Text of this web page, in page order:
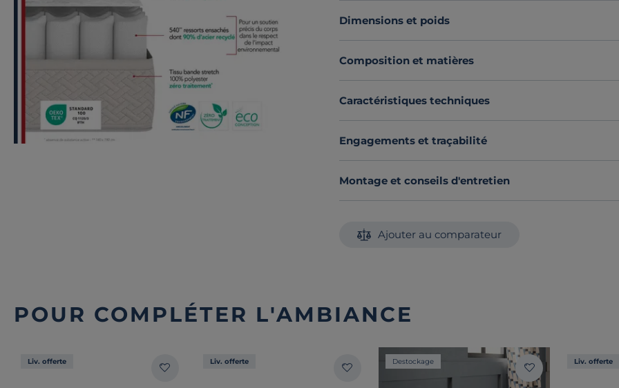
Dimensions et poids
Composition et matières
Caractéristiques techniques
Engagements et traçabilité
Montage et conseils d'entretien
Ajouter au comparateur
POUR COMPLÉTER L'AMBIANCE
Liv. offerte Liv. offerte Destockage Liv. offerte